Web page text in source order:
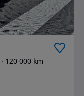
120 000 km